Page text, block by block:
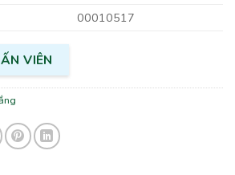
00010517
VIÊN